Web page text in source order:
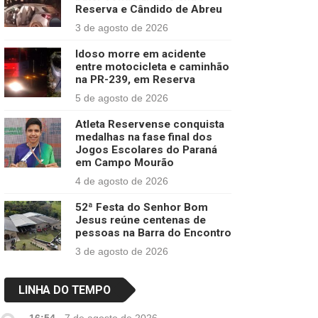
Reserva e Cândido de Abreu
3 de agosto de 2026
Idoso morre em acidente
entre motocicleta e caminhão
na PR-239, em Reserva
5 de agosto de 2026
Atleta Reservense conquista
medalhas na fase final dos
Jogos Escolares do Paraná
em Campo Mourão
4 de agosto de 2026
52ª Festa do Senhor Bom
Jesus reúne centenas de
pessoas na Barra do Encontro
3 de agosto de 2026
LINHA DO TEMPO